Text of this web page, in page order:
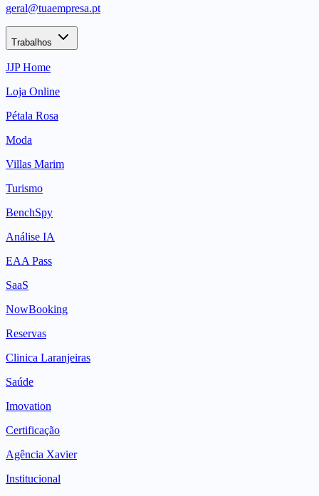
geral@tuaempresa.pt
Trabalhos
JJP Home
Loja Online
Pétala Rosa
Moda
Villas Marim
Turismo
BenchSpy
Análise IA
EAA Pass
SaaS
NowBooking
Reservas
Clinica Laranjeiras
Saúde
Imovation
Certificação
Agência Xavier
Institucional